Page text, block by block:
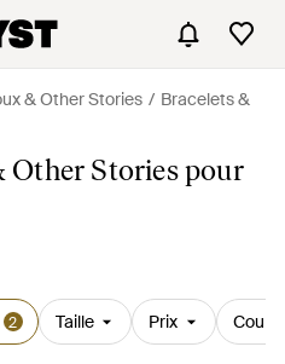
& Other Stories
Bracelets &
Other Stories pour
2 Taille Prix